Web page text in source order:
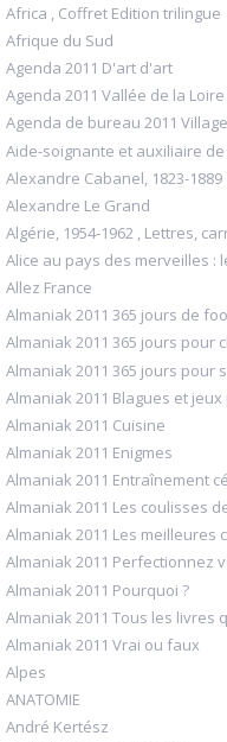
Africa , Coffret Edition trilingue
Afrique du Sud
Agenda 2011 D'art d'art
Agenda 2011 Vallée de la Loire
Agenda de bureau 2011
Aide-soignante et auxiliaire
Alexandre Cabanel, 1823-1889
Alexandre Le Grand
Algérie, 1954-1962 , Lettres,
Alice au pays des merveilles :
Allez France
Almaniak 2011 365 jours de
Almaniak 2011 365 jours pour
Almaniak 2011 365 jours pour
Almaniak 2011 Blagues et
Almaniak 2011 Cuisine
Almaniak 2011 Enigmes
Almaniak 2011 Entraînement
Almaniak 2011 Les coulisses
Almaniak 2011 Les meilleures
Almaniak 2011 Perfectionnez
Almaniak 2011 Pourquoi ?
Almaniak 2011 Tous les livres
Almaniak 2011 Vrai ou faux
Alpes
ANATOMIE
André Kertész